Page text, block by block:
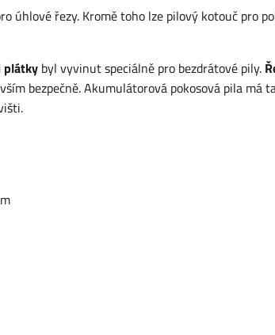
úhlové řezy. Kromě toho lze pilový kotouč pro
plátky byl vyvinut speciálně pro bezdrátové pily.
bezpečně. Akumulátorová pokosová pila má